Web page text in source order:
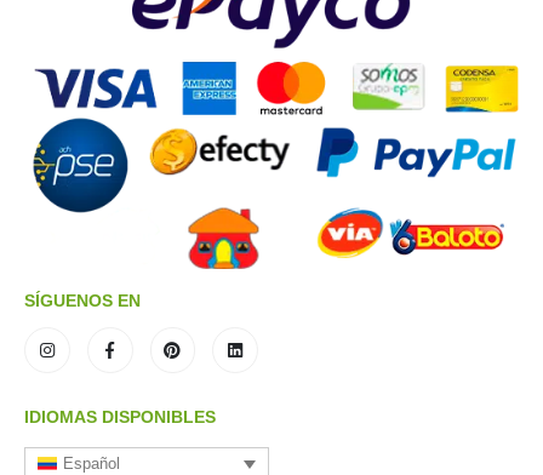
SÍGUENOS EN
IDIOMAS DISPONIBLES
Español